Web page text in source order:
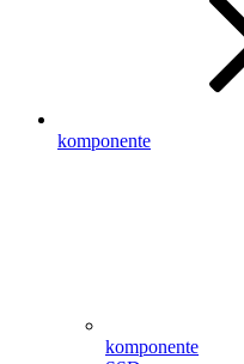
komponente
komponente